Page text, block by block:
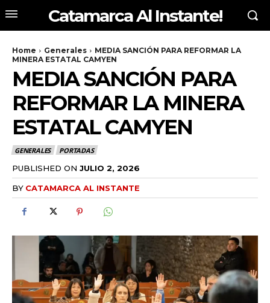
Catamarca Al Instante!
Home Generales
MEDIA SANCIÓN PARA REFORMAR LA
MINERA ESTATAL CAMYEN
MEDIA SANCIÓN PARA
REFORMAR LA MINERA
ESTATAL CAMYEN
GENERALES PORTADAS
PUBLISHED ON JULIO 2, 2026
BY CATAMARCA AL INSTANTE